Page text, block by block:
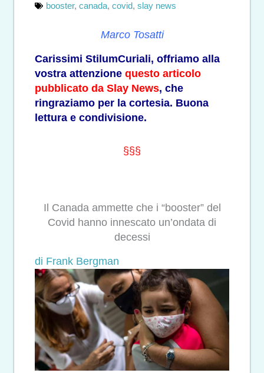
booster, canada, covid, slay news
Marco Tosatti
Carissimi StilumCuriali, offriamo alla
vostra attenzione questo articolo
pubblicato da Slay News, che
ringraziamo per la cortesia. Buona
lettura e condivisione.
§§§
Il Canada ammette che i “booster” del
Covid hanno innescato un’ondata di
decessi
di Frank Bergman